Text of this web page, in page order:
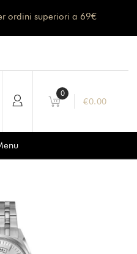
ordini superiori a 69€
0
€0.00